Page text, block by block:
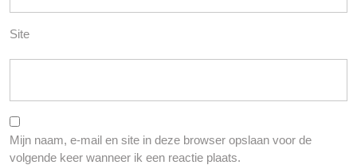
Site
Mijn naam, e-mail en site in deze browser opslaan voor de
volgende keer wanneer ik een reactie plaats.